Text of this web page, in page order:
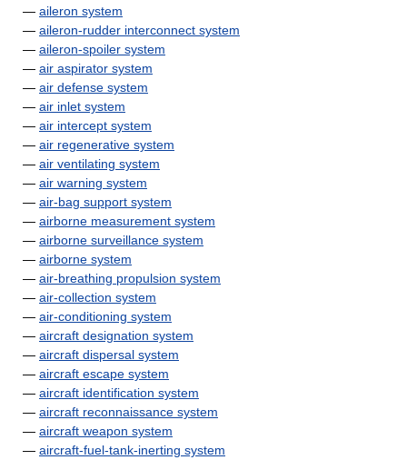
— aileron system
— aileron-rudder interconnect system
— aileron-spoiler system
— air aspirator system
— air defense system
— air inlet system
— air intercept system
— air regenerative system
— air ventilating system
— air warning system
— air-bag support system
— airborne measurement system
— airborne surveillance system
— airborne system
— air-breathing propulsion system
— air-collection system
— air-conditioning system
— aircraft designation system
— aircraft dispersal system
— aircraft escape system
— aircraft identification system
— aircraft reconnaissance system
— aircraft weapon system
— aircraft-fuel-tank-inerting system